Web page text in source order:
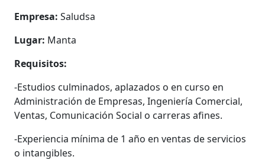
Empresa:Saludsa
Lugar: Manta
Requisitos:
-Estudios culminados, aplazados o en curso en
Administración de Empresas, Ingeniería Comercial,
Ventas, Comunicación Social o carreras afines.
-Experiencia mínima de 1 año en ventas de servicios
o intangibles.